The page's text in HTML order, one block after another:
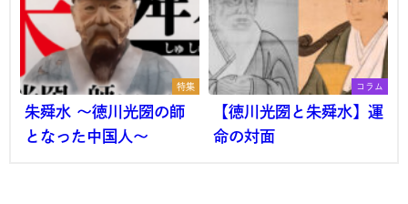
特集
朱舜水 ～徳川光圀の師
となった中国人～
コラム
【徳川光圀と朱舜水】運
命の対面